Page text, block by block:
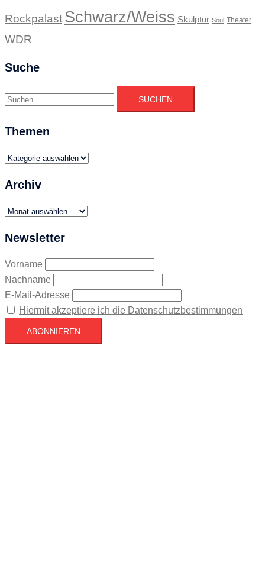
Rockpalast Schwarz/Weiss Skulptur Soul Theater
WDR
Suche
Suchen
nach:
Themen
Themen
Archiv
Archiv
Newsletter
Vorname
Nachname
E-Mail-Adresse
Hiermit akzeptiere ich die Datenschutzbestimmungen